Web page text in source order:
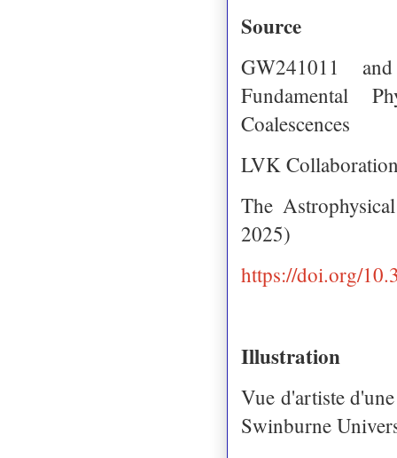
Source
GW241011
Fundamental
Coalescences
LVK
The
2025)
https://doi.org/
Illustration
Vue d'artiste
Swinburne